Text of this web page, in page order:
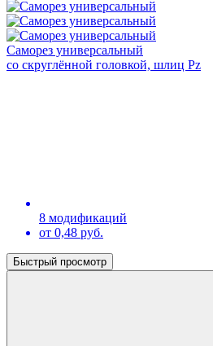
Саморез универсальный
со скруглённой головкой, шлиц Pz
8 модификаций
от 0,48 руб.
Быстрый просмотр